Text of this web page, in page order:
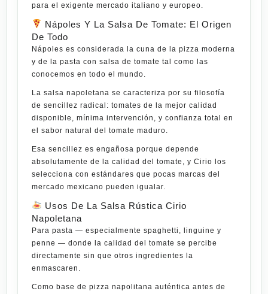
para el exigente mercado italiano y europeo
Nápoles Y La Salsa De Tomate: El Origen
De Todo
Nápoles es considerada la cuna de la pizza moderna
y de la pasta con salsa de tomate tal como las
conocemos en todo el mundo.
La salsa napoletana se caracteriza por su filosofía
de sencillez radical: tomates de la mejor calidad
disponible, mínima intervención, y confianza total en
el sabor natural del tomate maduro.
Esa sencillez es engañosa porque depende
absolutamente de la calidad del tomate, y Cirio los
selecciona con estándares que pocas marcas del
mercado mexicano pueden igualar.
Usos De La Salsa Rústica Cirio
Napoletana
Para pasta — especialmente spaghetti, linguine y
penne — donde la calidad del tomate se percibe
directamente sin que otros ingredientes la
enmascaren.
Como base de pizza napolitana auténtica antes de